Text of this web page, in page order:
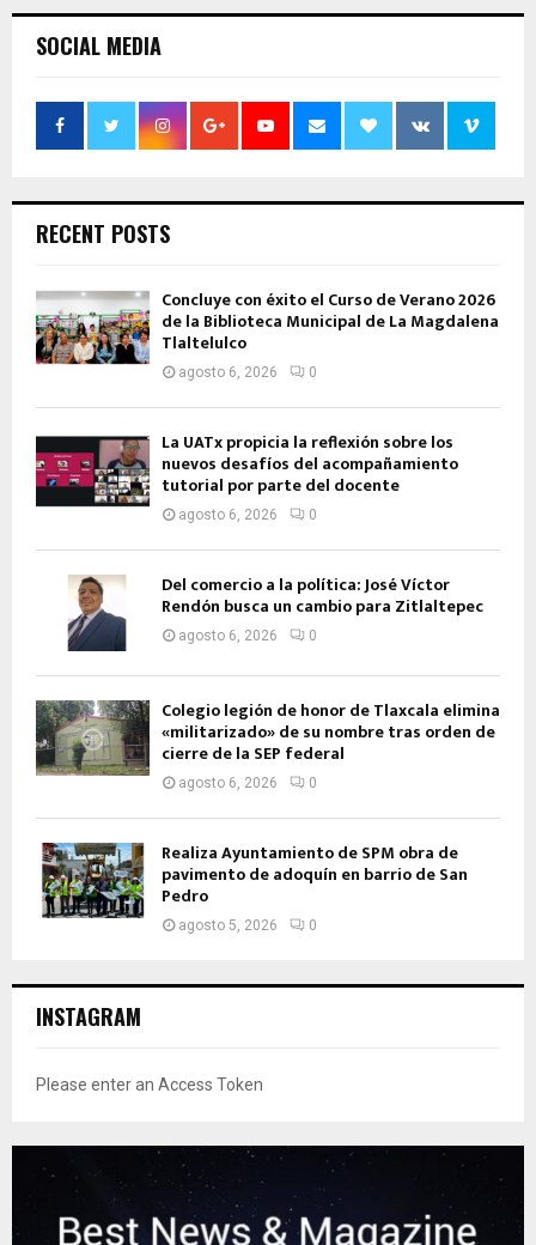
SOCIAL MEDIA
RECENT POSTS
Concluye con éxito el Curso de Verano 2026
de la Biblioteca Municipal de La Magdalena
Tlaltelulco
agosto 6, 2026 0
La UATx propicia la reflexión sobre los
nuevos desafíos del acompañamiento
tutorial por parte del docente
agosto 6, 2026 0
Del comercio a la política: José Víctor
Rendón busca un cambio para Zitlaltepec
agosto 6, 2026 0
Colegio legión de honor de Tlaxcala elimina
«militarizado» de su nombre tras orden de
cierre de la SEP federal
agosto 6, 2026 0
Realiza Ayuntamiento de SPM obra de
pavimento de adoquín en barrio de San
Pedro
agosto 5, 2026 0
INSTAGRAM
Please enter an Access Token